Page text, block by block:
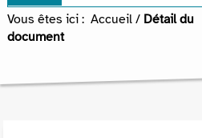
Vous êtes ici : Accueil / Détail du
document